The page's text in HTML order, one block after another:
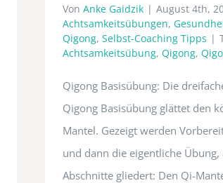
Von Anke Gaidzik | August 4th,
Achtsamkeitsübungen,
Qigong, Selbst-Coaching Tipps |
Achtsamkeitsübung, Qigong,
Qigong Basisübung: Die
Qigong Basisübung glättet den
Mantel. Gezeigt werden
und dann die eigentliche
Abschnitte gliedert: Den Qi-